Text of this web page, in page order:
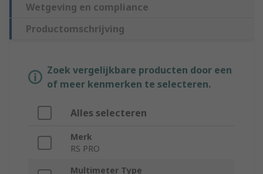
Wetgeving en compliance
Productomschrijving
Zoek vergelijkbare producten door een
of meer kenmerken te selecteren.
Alles selecteren
Merk
RS PRO
Multimeter Type